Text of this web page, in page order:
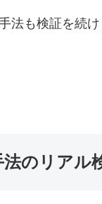
法も検証を続
法のリアル